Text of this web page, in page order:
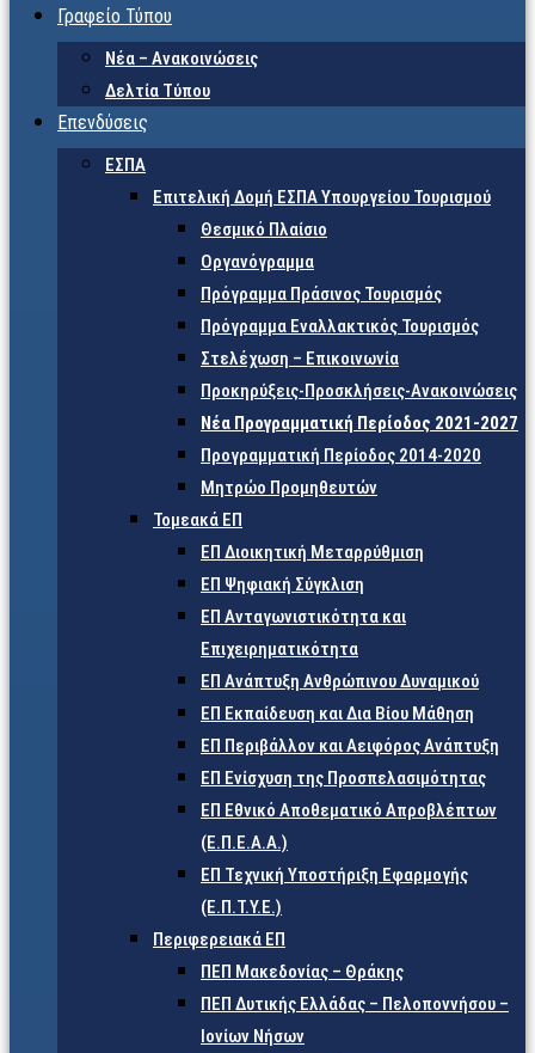
Γραφείο Τύπου
Νέα – Ανακοινώσεις
Δελτία Τύπου
Επενδύσεις
ΕΣΠΑ
Επιτελική Δομή ΕΣΠΑ Υπουργείου Τουρισμού
Θεσμικό Πλαίσιο
Οργανόγραμμα
Πρόγραμμα Πράσινος Τουρισμός
Πρόγραμμα Εναλλακτικός Τουρισμός
Στελέχωση – Επικοινωνία
Προκηρύξεις-Προσκλήσεις-Ανακοινώσεις
Νέα Προγραμματική Περίοδος 2021-2027
Προγραμματική Περίοδος 2014-2020
Μητρώο Προμηθευτών
Τομεακά ΕΠ
ΕΠ Διοικητική Μεταρρύθμιση
ΕΠ Ψηφιακή Σύγκλιση
ΕΠ Ανταγωνιστικότητα και
Επιχειρηματικότητα
ΕΠ Ανάπτυξη Ανθρώπινου Δυναμικού
ΕΠ Εκπαίδευση και Δια Βίου Μάθηση
ΕΠ Περιβάλλον και Αειφόρος Ανάπτυξη
ΕΠ Ενίσχυση της Προσπελασιμότητας
ΕΠ Εθνικό Αποθεματικό Απροβλέπτων
(Ε.Π.Ε.Α.Α.)
ΕΠ Τεχνική Υποστήριξη Εφαρμογής
(Ε.Π.Τ.Υ.Ε.)
Περιφερειακά ΕΠ
ΠΕΠ Μακεδονίας – Θράκης
ΠΕΠ Δυτικής Ελλάδας – Πελοποννήσου –
Ιονίων Νήσων